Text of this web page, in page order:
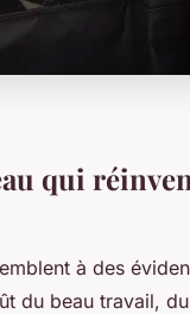
qui
à des
du beau travail,